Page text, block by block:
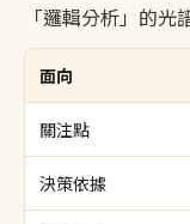
「邏輯分析」的光
面向
關注點
決策依據